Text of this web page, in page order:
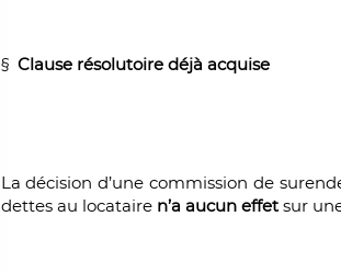
§ Clause résolutoire déjà acquise
La décision d’une commission de
dettes au locataire n’a aucun effetsur